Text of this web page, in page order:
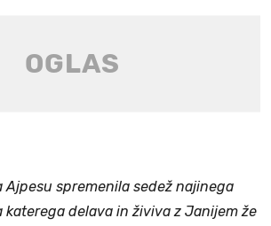
Ajpesu spremenila sedež najinega
katerega delava in živiva z Janijem že